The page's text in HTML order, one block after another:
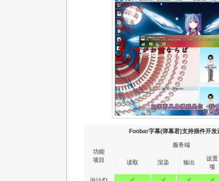
Foobar字幕(弹幕君)支持插件开发
功能
项目
服务端
读取 渲染 输出
设置
项